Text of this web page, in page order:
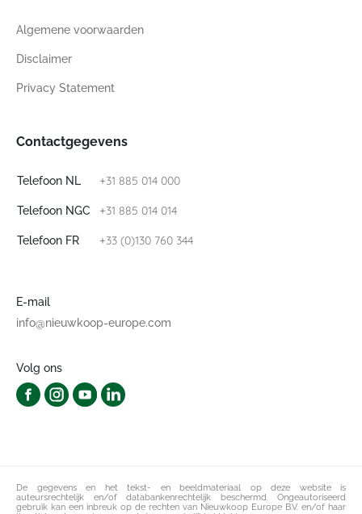
Algemene voorwaarden
Disclaimer
Privacy Statement
Contactgegevens
Telefoon NL +31 885 014 000
Telefoon NGC +31 885 014 014
Telefoon FR +33 (0)130 760 344
E-mail
info@nieuwkoop-europe.com
Volg ons
De gegevens en het tekst- en beeldmateriaal op deze website is
auteursrechtelijk en/of databankenrechtelijk beschermd. Ongeautoriseerd
gebruik kan een inbreuk op de rechten van Nieuwkoop Europe B.V. en/of haar